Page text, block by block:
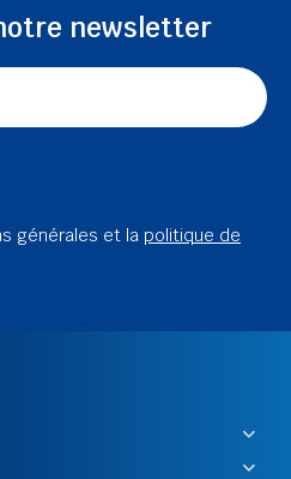
newsletter
générales et la politique de